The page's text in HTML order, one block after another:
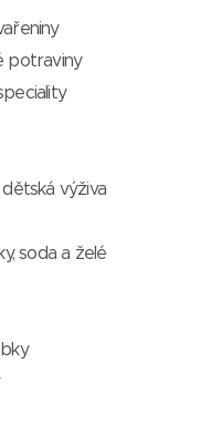
potraviny
dětská výživa
soda a želé